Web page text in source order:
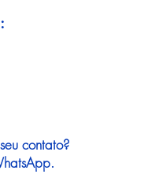
contato?